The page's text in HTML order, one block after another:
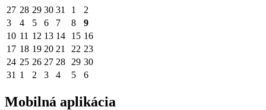
27 28 29 30 31 1
2
3
4 5 6 7 8
9
10 11 12 13 14 15 16
17 18 19 20 21 22 23
24 25 26 27 28 29 30
31 1 2 3 4 5 6
Mobilná aplikácia